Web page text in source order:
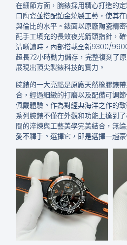
在細節方面，腕錶採用精心打造的
口陶瓷並搭配鉑金燒製工藝，使其
與倫比的水平。錶面以原廠陶瓷精
配手工填充的長效夜光箭頭指針，
清晰讀時。內部搭載全新9300/
超長72小時動力儲存，完整復刻了
展現出頂尖製錶科技的實力。
腕錶的一大亮點是原廠天然橡膠錶
合，經過細緻的打磨以及配備可調
佩戴體驗。作為對經典海洋之作的
系列腕錶不僅在外觀和功能上達到
間的淬煉與工藝美學完美結合，無
愛不釋手。選擇它，即是選擇一趟